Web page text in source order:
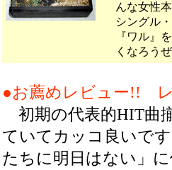
んな女性
シングル
『ワル』
くなろう
●お薦めレビュー!! レ
初期の代表的HIT曲
ていてカッコ良いで
たちに明日はない」